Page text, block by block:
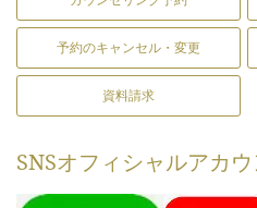
予約のキャンセル・変更
資料請求
SNSオフィシャルアカウ